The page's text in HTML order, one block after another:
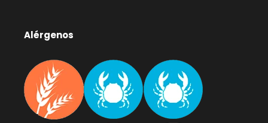
Alérgenos